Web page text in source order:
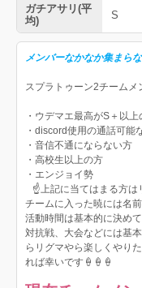
ガチアサリ(平
均)
S
メンバーなかなか集まら
スプラトゥーン2チームメ
・ウデマエ最高がS＋以上
・discord使用の通話可能
・音信不通にならない方
・高校生以上の方
・エンジョイ勢
☝上記に当てはまる方は
チームに入った暁には名
活動時間は基本的に決めて
対抗戦、大会などには基
らリグマやら楽しくやり
れば幸いです🍦🍦🍦